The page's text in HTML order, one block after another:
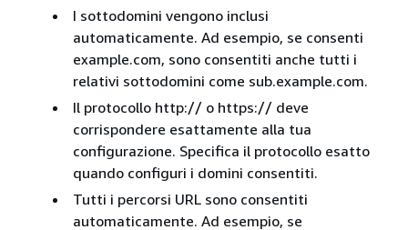
I sottodomini vengono inclusi
automaticamente. Ad esempio, se consenti
example.com, sono consentiti anche tutti i
relativi sottodomini come sub.example.com.
Il protocollo http:// o https:// deve
corrispondere esattamente alla tua
configurazione. Specifica il protocollo esatto
quando configuri i domini consentiti.
Tutti i percorsi URL sono consentiti
automaticamente. Ad esempio, se